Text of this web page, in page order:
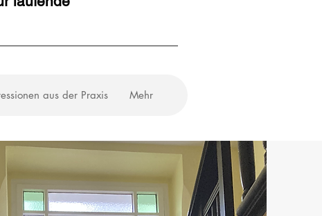
aus der Praxis Mehr